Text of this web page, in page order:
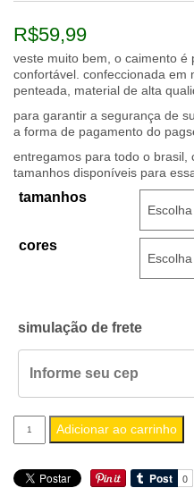
R$59,99
veste muito bem, o caimento é
confortável. confeccionada em
penteada, material de alta
para garantir a segurança de
a forma de pagamento do
entregamos para todo o brasil,
tamanhos disponíveis para
tamanhos
cores
simulação de frete
camiseta
feminina
baby
Adicionar ao carrinho